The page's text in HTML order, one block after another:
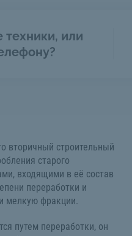
или
вторичный строительный
старого
входящими в её состав
переработки и
мелкую фракции.
путем переработки, он